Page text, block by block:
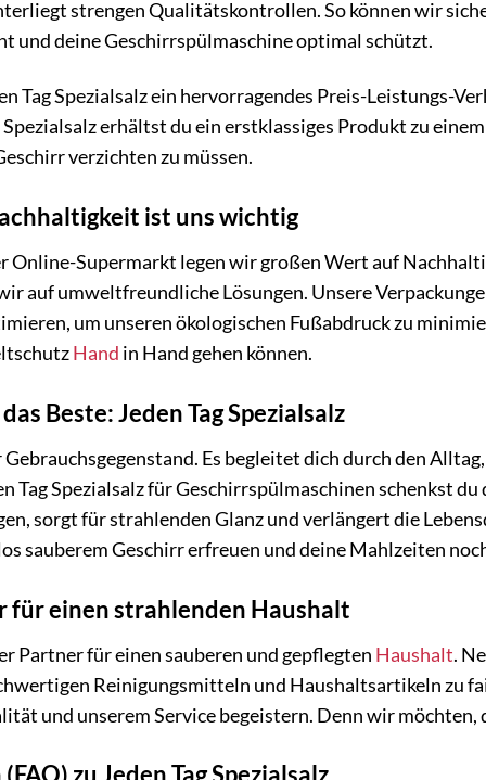
strengen Qualitätskontrollen. So können wir
und deine Geschirrspülmaschine optimal schützt.
Tag Spezialsalz ein hervorragendes Preis-Leistungs-
erhältst du ein erstklassiges Produkt zu
verzichten zu müssen.
ist uns wichtig
Supermarkt legen wir großen Wert auf
auf umweltfreundliche Lösungen. Unsere
um unseren ökologischen Fußabdruck zu
Hand in Hand gehen können.
Beste: Jeden Tag Spezialsalz
Es begleitet dich durch den
Tag Spezialsalz für Geschirrspülmaschinen schenkst
sorgt für strahlenden Glanz und verlängert die
sauberem Geschirr erfreuen und deine Mahlzeiten
für einen strahlenden Haushalt
Partner für einen sauberen und gepflegten Haushalt.
Reinigungsmitteln und Haushaltsartikeln zu
und unserem Service begeistern. Denn wir